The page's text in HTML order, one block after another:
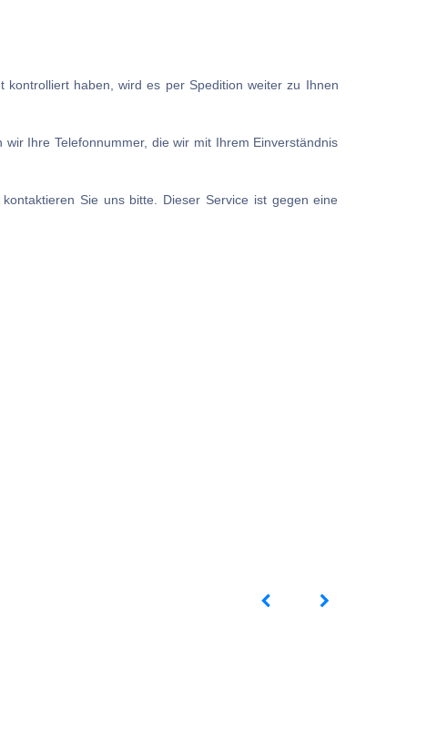
haben, wird es per Spedition weiter zu Ihnen
Ihre Telefonnummer, die wir mit Ihrem Einverständnis
Sie uns bitte. Dieser Service ist gegen eine